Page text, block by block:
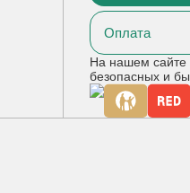
Оплата
На нашем сайте
безопасных и